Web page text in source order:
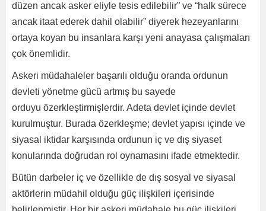
düzen ancak asker eliyle tesis edilebilir” ve “halk sürece
ancak itaat ederek dahil olabilir” diyerek hezeyanlarını
ortaya koyan bu insanlara karşı yeni anayasa çalışmaları
çok önemlidir.
Askeri müdahaleler başarılı olduğu oranda ordunun
devleti yönetme gücü artmış bu sayede
orduyu özerkleştirmişlerdir. Adeta devlet içinde devlet
kurulmuştur. Burada özerkleşme; devlet yapısı içinde ve
siyasal iktidar karşısında ordunun iç ve dış siyaset
konularında doğrudan rol oynamasını ifade etmektedir.
Bütün darbeler iç ve özellikle de dış sosyal ve siyasal
aktörlerin müdahil olduğu güç ilişkileri içerisinde